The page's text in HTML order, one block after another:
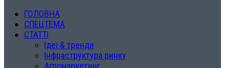
ГОЛОВНА
СПЕЦТЕМА
СТАТТІ
Ідеї & тренди
Інфраструктура ринку
Агромаркетинг